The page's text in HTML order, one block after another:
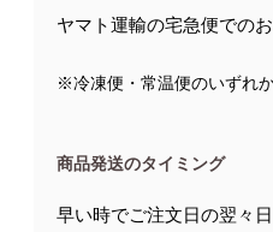
ヤマト運輸の宅急便での
※冷凍便・常温便のいずれ
商品発送のタイミング
早い時でご注文日の翌々